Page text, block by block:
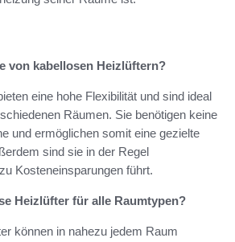
von kabellosen Heizlüftern?
eine hohe Flexibilität und sind ideal
Räumen. Sie benötigen keine
und ermöglichen somit eine gezielte
sind sie in der Regel
Kosteneinsparungen führt.
Heizlüfter für alle Raumtypen?
können in nahezu jedem Raum